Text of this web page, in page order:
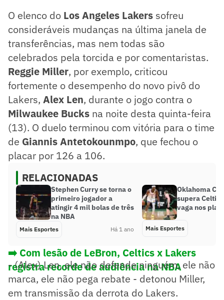
O elenco do Los Angeles Lakers sofreu
consideráveis mudanças na última janela de
transferências, mas nem todas são
celebrados pela torcida e por comentaristas.
Reggie Miller, por exemplo, criticou
fortemente o desempenho do novo pivô do
Lakers, Alex Len, durante o jogo contra o
Milwaukee Bucks na noite desta quinta-feira
(13). O duelo terminou com vitória para o time
de Giannis Antetokounmpo, que fechou o
placar por 126 a 106.
RELACIONADAS
Stephen Curry se torna o
primeiro jogador a
atingir 4 mil bolas de três
na NBA
Mais Esportes Há 1 ano
Oklahoma
supera
vaga nos
Mais Esportes
➡️ Com lesão de LeBron, Celtics x Lakers
registra recorde de audiência na NBA
- (Alex) Len, ele não defende ninguém, ele não
marca, ele não pega rebate - detonou Miller,
em transmissão da derrota do Lakers.